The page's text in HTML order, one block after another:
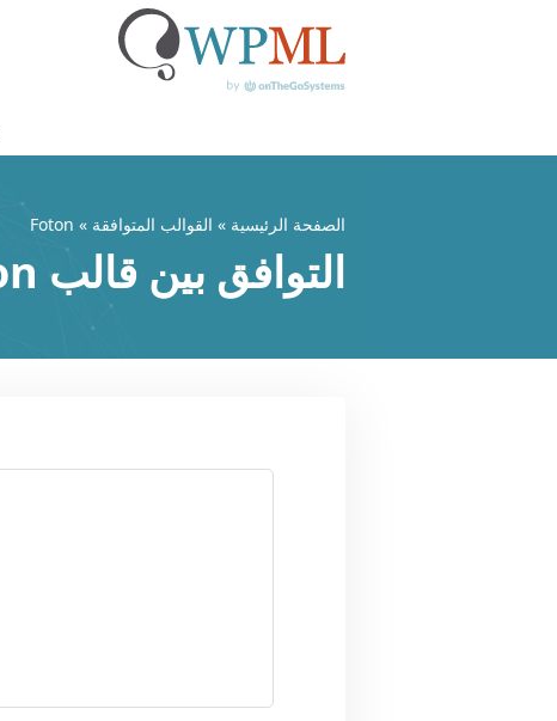
الصفحة الرئيسية » القوالب المتوافقة » Foton
التوافق بين قالب Foton وWPML